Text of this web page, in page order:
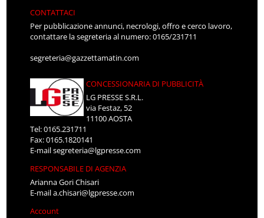
CONTATTACI
Per pubblicazione annunci, necrologi, offro e cerco lavoro,
contattare la segreteria al numero: 0165/231711
segreteria@gazzettamatin.com
CONCESSIONARIA DI PUBBLICITÀ
LG PRESSE S.R.L.
via Festaz, 52
11100 AOSTA
Tel: 0165.231711
Fax: 0165.1820141
E-mailsegreteria@lgpresse.com
RESPONSABILE DI AGENZIA
Arianna Gori Chisari
E-maila.chisari@lgpresse.com
Account